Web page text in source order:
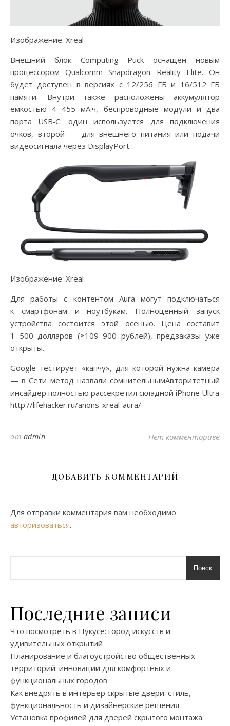
Изображение: Xreal
Внешний блок Computing Puck оснащён новым
процессором Qualcomm Snapdragon Reality Elite. Он
будет доступен в версиях с 12/256 ГБ и 16/512 ГБ
памяти. Внутри также расположены аккумулятор
ёмкостью 4 455 мА·ч, беспроводные модули и два
порта USB‑C: один используется для подключения
очков, второй — для внешнего питания или подачи
видеосигнала через DisplayPort.
Изображение: Xreal
Для работы с контентом Aura могут подключаться
к смартфонам и ноутбукам. Полноценный запуск
устройства состоится этой осенью. Цена составит
1 500 долларов (≈109 900 рублей), предзаказы уже
открыты.
Google тестирует «капчу», для которой нужна камера
— в Сети метод назвали сомнительнымАвторитетный
инсайдер полностью рассекретил складной iPhone Ultra
http://lifehacker.ru/anons-xreal-aura/
от admin Нет комментариев
ДОБАВИТЬ КОММЕНТАРИЙ
Для отправки комментария вам необходимо
авторизоваться.
Поиск
Последние записи
Что посмотреть в Нукусе: город искусств и
удивительных открытий
Планирование и благоустройство общественных
территорий: инновации для комфортных и
функциональных городов
Как внедрять в интерьер скрытые двери: стиль,
функциональность и дизайнерские решения
Установка профилей для дверей скрытого монтажа: